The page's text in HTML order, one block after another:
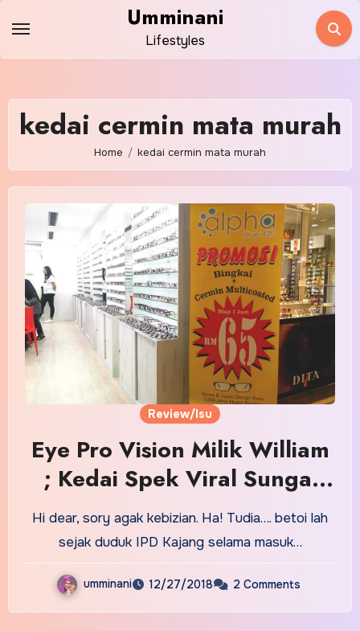
content
Umminani
Lifestyles
kedai cermin mata murah
Home kedai cermin mata murah
Review/Isu
Eye Pro Vision Milik William
; Kedai Spek Viral Sungai
Wei,Bukit Bintang
Hi dear, sory agak kebizian. Ha! Tudia…. betoi lah
sejak duduk IPD Kajang selama masuk…
umminani 12/27/2018 2 Comments